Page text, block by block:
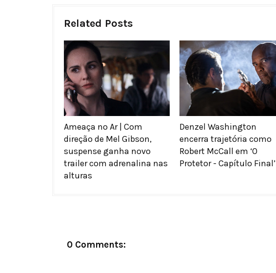
Related Posts
Ameaça no Ar | Com
direção de Mel Gibson,
suspense ganha novo
trailer com adrenalina nas
alturas
Denzel Washington
encerra trajetória como
Robert McCall em ‘O
Protetor - Capítulo Final’
0 Comments: